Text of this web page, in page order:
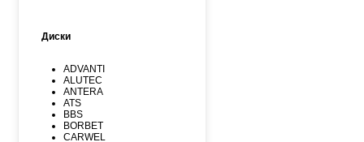
LAUFENN
MARSHAL
MATADOR
MAXXIS
MICHELIN
MIRAGE
NEXEN
Диски
ADVANTI
ALUTEC
ANTERA
ATS
BBS
BORBET
CARWEL